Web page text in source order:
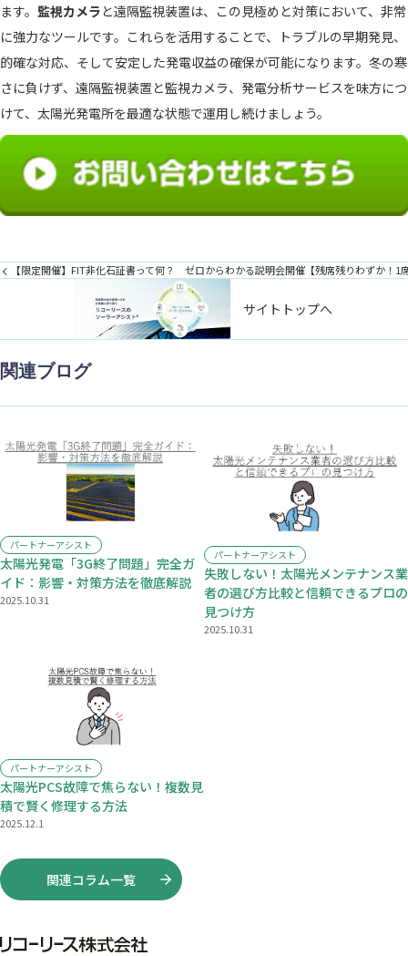
ます。 監視カメラと遠隔監視装置は、この見極めと対策において、非常
に強力なツールです。これらを活用することで、トラブルの早期発見、
的確な対応、そして安定した発電収益の確保が可能になります。冬の寒
さに負けず、遠隔監視装置と監視カメラ、発電分析サービスを味方につ
けて、太陽光発電所を最適な状態で運用し続けましょう。
【限定開催】FIT非化石証書って何？ ゼロからわかる説明会開催 【残席残りわずか！
サイトトップへ
関連ブログ
パートナーアシスト
太陽光発電「3G終了問題」完全ガ
イド：影響・対策方法を徹底解説
2025.10.31
パートナーアシスト
失敗しない！太陽光メンテナンス業
者の選び方比較と信頼できるプロの
見つけ方
2025.10.31
パートナーアシスト
太陽光PCS故障で焦らない！複数見
積で賢く修理する方法
2025.12.1
関連コラム一覧